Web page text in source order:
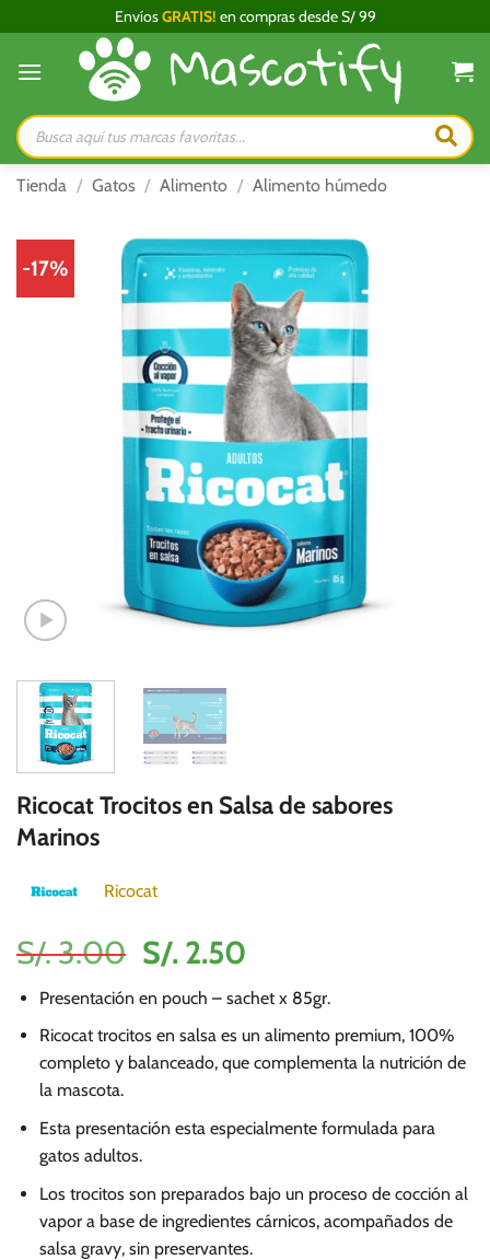
al
contenido
EnvíosGRATIS! en compras desde S/ 99
Búsqueda
de
productos
Tienda / Gatos / Alimento / Alimento húmedo
-17%
Ricocat Trocitos en Salsa de sabores
Marinos
Ricocat
S/.3.00 El
precio
original
era:
S/.
S/. 2.50El
precio
actual
es:
S/.
Presentación en pouch – sachet x 85gr.
Ricocat trocitos en salsa es un alimento premium, 100%
completo y balanceado, que complementa la nutrición de
la mascota.
Esta presentación esta especialmente formulada para
gatos adultos.
Los trocitos son preparados bajo un proceso de cocción al
vapor a base de ingredientes cárnicos, acompañados de
salsa gravy, sin preservantes.